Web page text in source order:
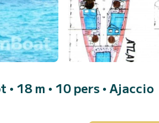
• 18 m • 10 pers • Ajaccio